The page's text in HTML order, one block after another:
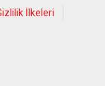
İlkeleri